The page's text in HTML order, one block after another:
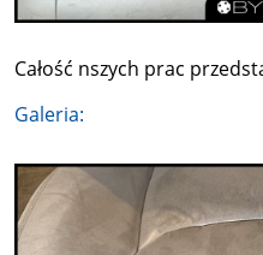
Całość nszych prac
Galeria: